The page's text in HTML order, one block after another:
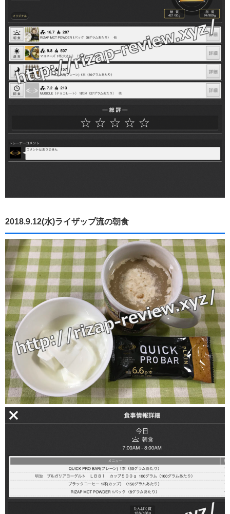
2018.9.12(水)ライザップ流の朝食